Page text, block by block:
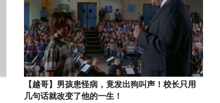
【越哥】男孩患怪病，竟发出狗叫声！校长只用
几句话就改变了他的一生！